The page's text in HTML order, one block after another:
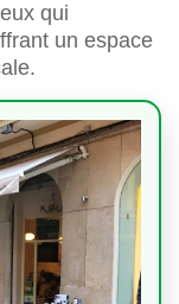
qui
un espace